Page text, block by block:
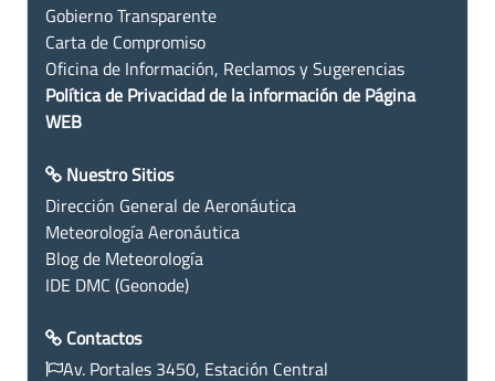
Gobierno Transparente
Carta de Compromiso
Oficina de Información, Reclamos y Sugerencias
Política de Privacidad de la información de Página
WEB
Nuestro Sitios
Dirección General de Aeronáutica
Meteorología Aeronáutica
Blog de Meteorología
IDE DMC (Geonode)
Contactos
Av. Portales 3450, Estación Central